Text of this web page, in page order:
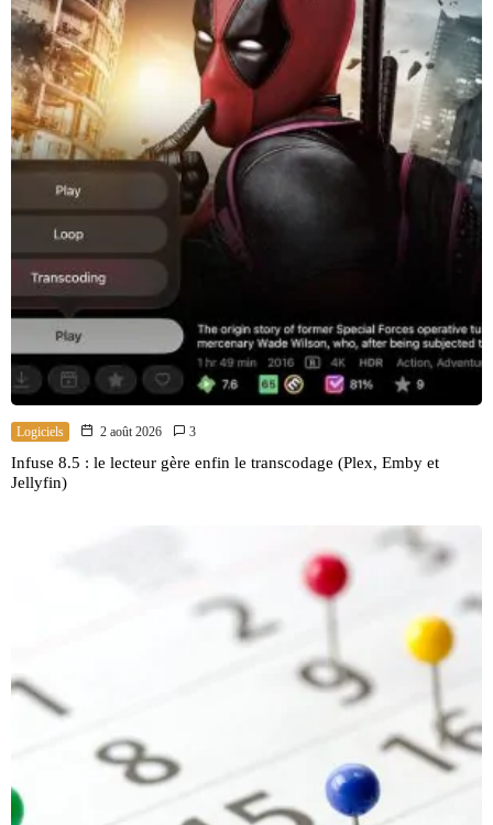
Logiciels 2 août 2026 3
Infuse 8.5 : le lecteur gère enfin le transcodage (Plex, Emby et
Jellyfin)